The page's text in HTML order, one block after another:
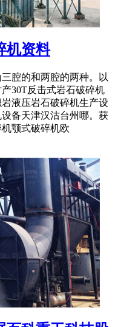
机资料
腔的和两腔的两种。以
30T反击式岩石破碎机
液压岩石破碎机生产设
备天津汉沽台州哪。获
颚式破碎机欧